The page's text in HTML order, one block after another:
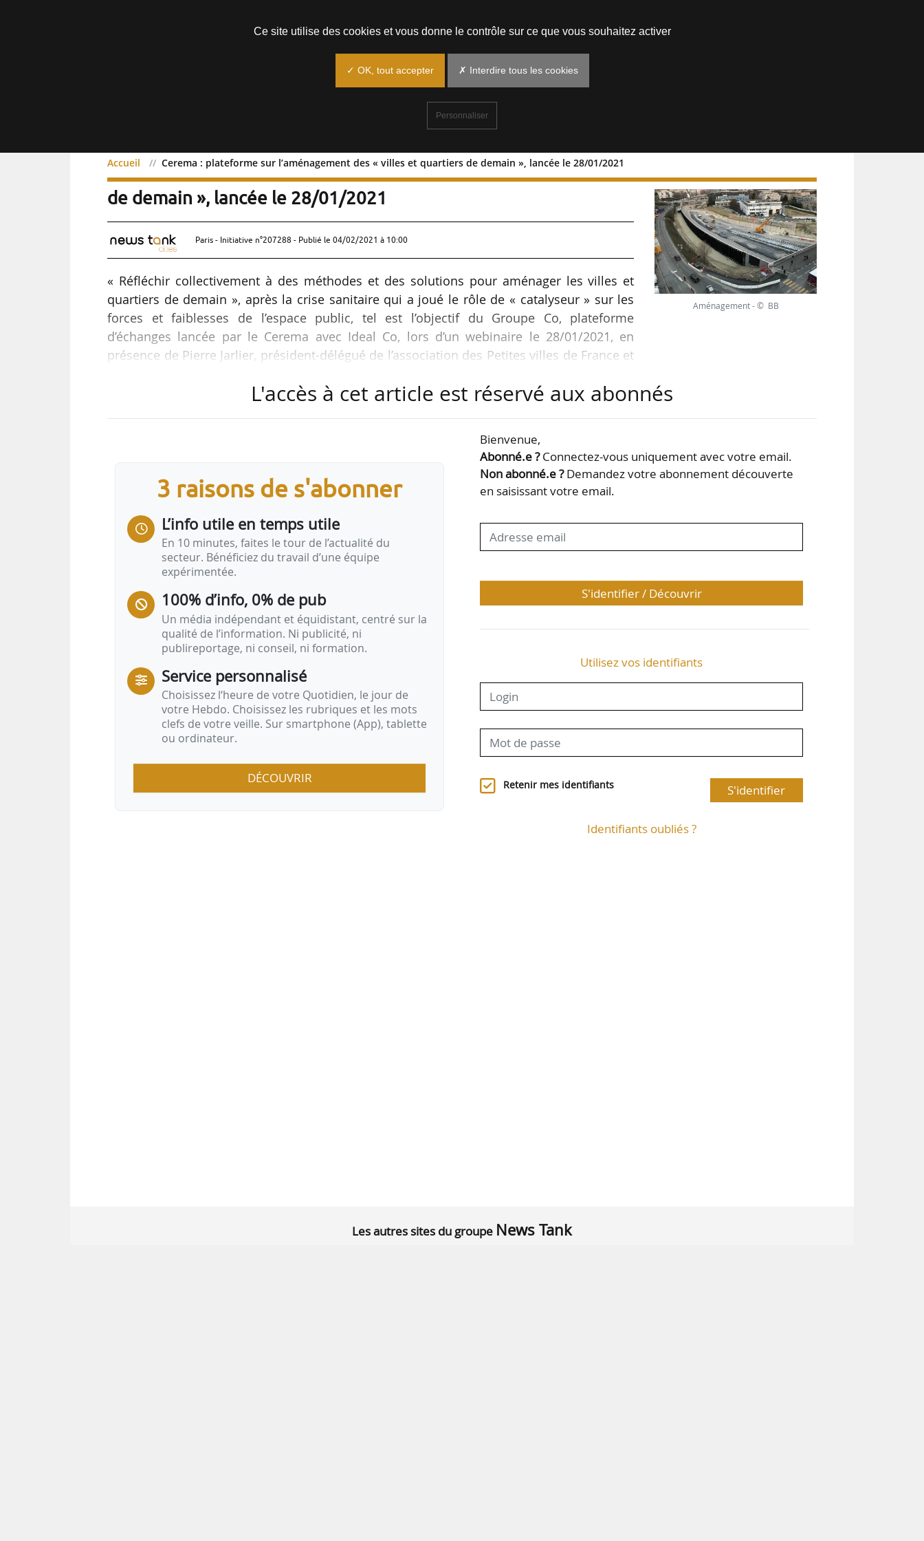
Accueil Cerema : plateforme sur l’aménagement des « villes et quartiers de demain », lancée le 28/01/2021
Cerema : plateforme sur l’aménagement des « villes et quartiers
de demain », lancée le 28/01/2021
Paris - Initiative n°207288 - Publié le 04/02/2021 à 10:00
« Réfléchir collectivement à des méthodes et des solutions pour aménager les villes et
quartiers de demain », après la crise sanitaire qui a joué le rôle de « catalyseur » sur les
forces et faiblesses de l’espace public, tel est l’objectif du Groupe Co, plateforme
d’échanges lancée par le Cerema avec Ideal Co, lors d’un webinaire le 28/01/2021, en
présence de Pierre Jarlier, président-délégué de l’association des Petites villes de France et
Tours et professeur affilié à l’école urbaine de Sciences Po. Le Groupe Co compte 300
confinement auprès des acteurs du logement et de
l’aménagement et un atelier sur les sujets à problématiser ont fait…
Aménagement - © BB
L'accès à cet article est réservé aux abonnés
3 raisons de s'abonner
L’info utile en temps utile
En 10 minutes, faites le tour de l’actualité du
secteur. Bénéficiez du travail d’une équipe
expérimentée.
100% d’info, 0% de pub
Un média indépendant et équidistant, centré sur la
qualité de l’information. Ni publicité, ni
publireportage, ni conseil, ni formation.
Service personnalisé
Choisissez l‘heure de votre Quotidien, le jour de
votre Hebdo. Choisissez les rubriques et les mots
clefs de votre veille. Sur smartphone (App), tablette
ou ordinateur.
DÉCOUVRIR
Bienvenue,
Abonné.e ?Connectez-vous uniquement avec votre email.
Non abonné.e ?Demandez votre abonnement découverte
en saisissant votre email.
S'identifier / Découvrir
Utilisez vos identifiants
Retenir mes identifiants S'identifier
Identifiants oubliés ?
Les autres sites du groupe News Tank
Ce site utilise des cookies et vous donne le contrôle sur ce que vous souhaitez activer
✓ OK, tout accepter ✗ Interdire tous les cookies
Personnaliser